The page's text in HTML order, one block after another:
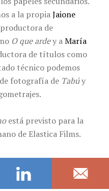
a la propiaJaione
de
O que ardey aMaría
de títulos como
técnico podemos
fotografía de Tabúy
está previsto para la
de Elastica Films.